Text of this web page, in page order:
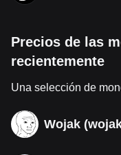
Precios de las
recientemente
Una selección de